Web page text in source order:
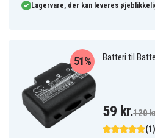
Lagervare, der kan leveres
Batteri til
(1)
51%
59 kr.120